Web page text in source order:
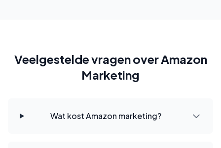
Veelgestelde vragen over Amazon
Marketing
Wat kost Amazon marketing?